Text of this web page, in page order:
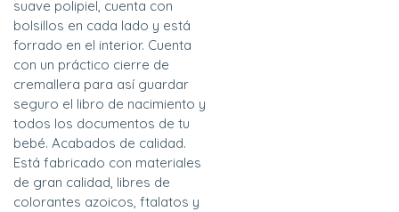
suave polipiel, cuenta con
bolsillos en cada lado y está
forrado en el interior. Cuenta
con un práctico cierre de
cremallera para así guardar
seguro el libro de nacimiento y
todos los documentos de tu
bebé. Acabados de calidad.
Está fabricado con materiales
de gran calidad, libres de
colorantes azoicos, ftalatos y